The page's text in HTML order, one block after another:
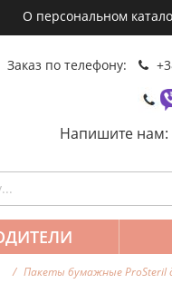
О персональном
Заказ по телефону:
Напишите нам:
Пакеты бумажные ProSteril